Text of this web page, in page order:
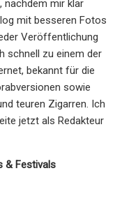
nachdem mir klar
mit besseren Fotos
Veröffentlichung
schnell zu einem der
bekannt für die
sowie
teuren Zigarren. Ich
jetzt als Redakteur
& Festivals